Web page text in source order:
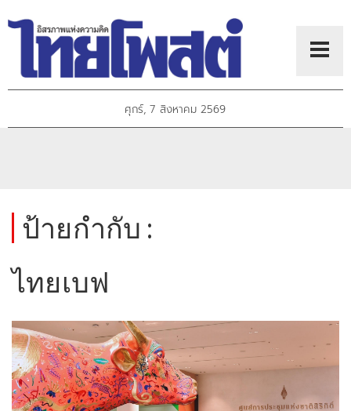
ศุกร์, 7 สิงหาคม 2569
ป้ายกำกับ :
ไทยเบฟ